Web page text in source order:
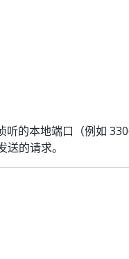
听的本地端口（例如
的请求。